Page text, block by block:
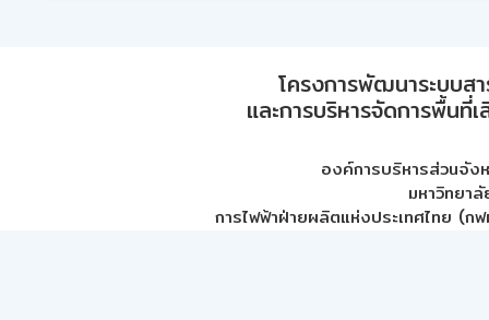
โครงการพัฒนาระบบส
และการบริหารจัดการพื้นที่
องค์การบริหารส่วนจัง
มหาวิทยา
การไฟฟ้าฝ่ายผลิตแห่งประเทศไทย (กฟ